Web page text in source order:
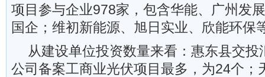
项目参与企业978家，包含华能、广州发
国企；维初新能源、旭日实业、欣能环保
从建设单位投资数量来看：惠东县交
公司备案工商业光伏项目最多，为24个；